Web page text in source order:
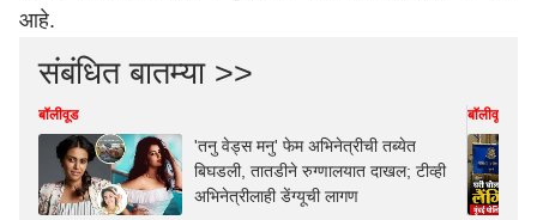
आहे.
संबंधित बातम्या >>
बॉलीवूड
'तनु वेड्स मनु' फेम अभिनेत्रीची तब्येत
बिघडली, तातडीने रुग्णालयात दाखल; टीव्ही
अभिनेत्रीलाही डेंग्यूची लागण
बॉलीवूड